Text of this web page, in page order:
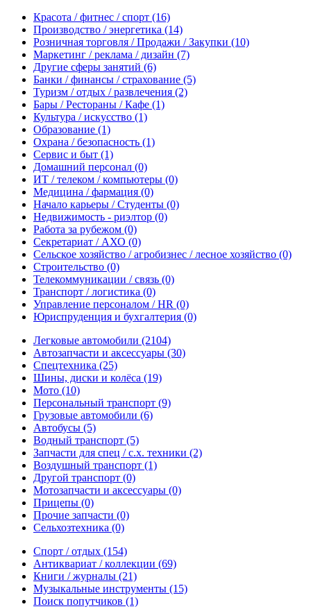
Красота / фитнес / спорт (16)
Производство / энергетика (14)
Розничная торговля / Продажи / Закупки (10)
Маркетинг / реклама / дизайн (7)
Другие сферы занятий (6)
Банки / финансы / страхование (5)
Туризм / отдых / развлечения (2)
Бары / Рестораны / Кафе (1)
Культура / искусство (1)
Образование (1)
Охрана / безопасность (1)
Сервис и быт (1)
Домашний персонал (0)
ИТ / телеком / компьютеры (0)
Медицина / фармация (0)
Начало карьеры / Студенты (0)
Недвижимость - риэлтор (0)
Работа за рубежом (0)
Секретариат / АХО (0)
Сельское хозяйство / агробизнес / лесное хозяйство (0)
Строительство (0)
Телекоммуникации / связь (0)
Транспорт / логистика (0)
Управление персоналом / HR (0)
Юриспруденция и бухгалтерия (0)
Легковые автомобили (2104)
Автозапчасти и аксессуары (30)
Спецтехника (25)
Шины, диски и колёса (19)
Мото (10)
Персональный транспорт (9)
Грузовые автомобили (6)
Автобусы (5)
Водный транспорт (5)
Запчасти для спец / с.х. техники (2)
Воздушный транспорт (1)
Другой транспорт (0)
Мотозапчасти и аксессуары (0)
Прицепы (0)
Прочие запчасти (0)
Сельхозтехника (0)
Спорт / отдых (154)
Антиквариат / коллекции (69)
Книги / журналы (21)
Музыкальные инструменты (15)
Поиск попутчиков (1)